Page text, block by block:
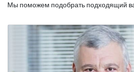
Мы поможем подобрать подходящий